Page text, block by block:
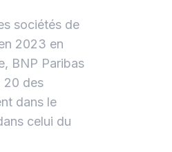
sociétés de
2023 en
BNP Paribas
20 des
dans le
celui du